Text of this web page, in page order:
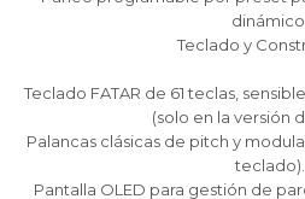
dinámico.
Teclado y
Teclado FATAR de 61 teclas,
(solo en la versión
Palancas clásicas de pitch y
teclado).
Pantalla OLED para gestión de
Día Mes
Elegí tus
* sujeto a aprobación
puede variar por
Día Mes
Elegí tus
* sujeto a aprobación
puede variar por
Día Mes
Elegí tus
* sujeto a aprobación
puede variar por